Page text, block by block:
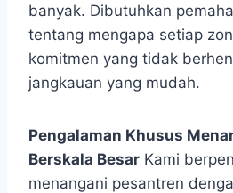
banyak. Dibutuhkan
tentang mengapa setiap
komitmen yang tidak
jangkauan yang mudah.
Pengalaman Khusus
Berskala Besar Kami
menangani pesantren